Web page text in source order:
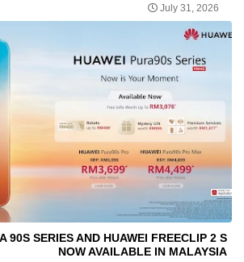
July 31, 2026
90S SERIES AND HUAWEI FREECLIP 2 S
NOW AVAILABLE IN MALAYSIA